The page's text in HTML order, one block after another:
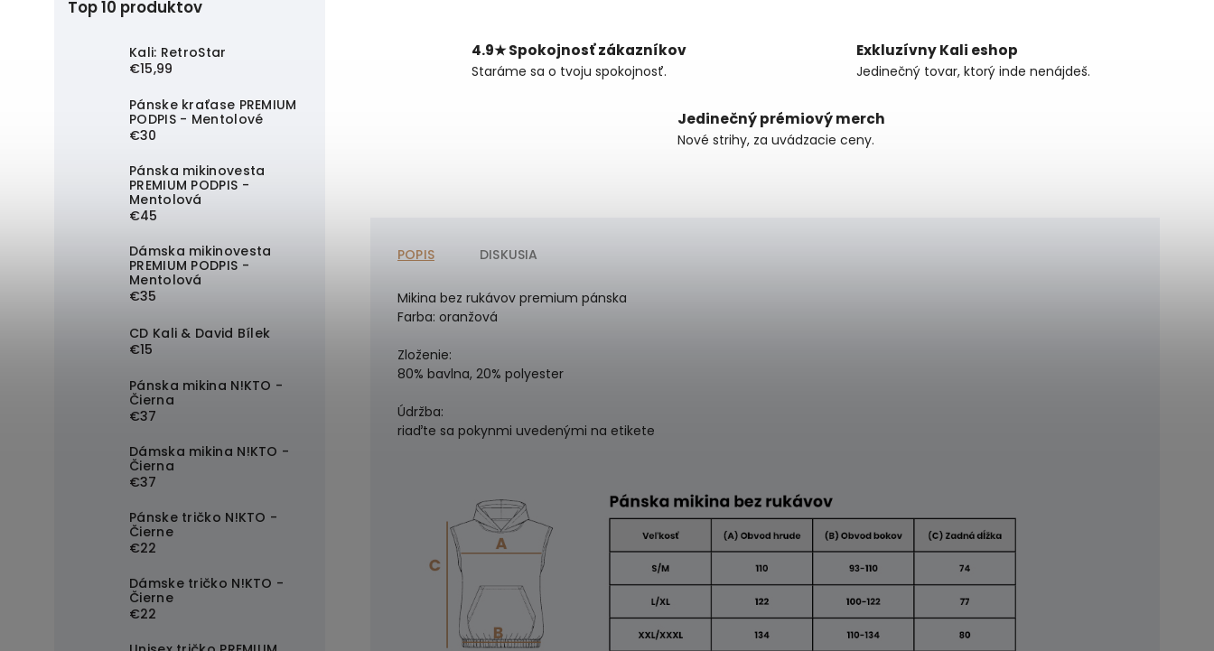
Top 10 produktov
Kali: RetroStar
€15,99
Pánske kraťase PREMIUM
PODPIS - Mentolové
€30
Pánska mikinovesta
PREMIUM PODPIS -
Mentolová
€45
Dámska mikinovesta
PREMIUM PODPIS -
Mentolová
€35
CD Kali & David Bílek
€15
Pánska mikina N!KTO -
Čierna
€37
Dámska mikina N!KTO -
Čierna
€37
Pánske tričko N!KTO -
Čierne
€22
Dámske tričko N!KTO -
Čierne
€22
4.9★ Spokojnosť zákazníkov
Staráme sa o tvoju spokojnosť.
Exkluzívny Kali eshop
Jedinečný tovar, ktorý inde nenájdeš.
Jedinečný prémiový merch
Nové strihy, za uvádzacie ceny.
POPIS DISKUSIA
Mikina bez rukávov premium pánska
Farba: oranžová
Zloženie:
80% bavlna, 20% polyester
Údržba:
riaďte sa pokynmi uvedenými na etikete